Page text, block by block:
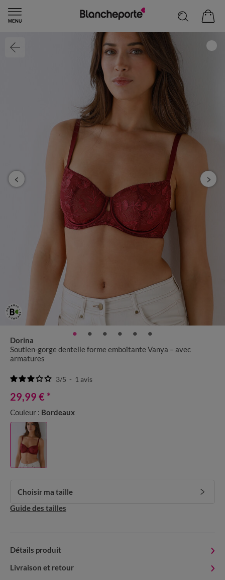
Dorina
Soutien-gorge dentelle forme emboîtante Vanya – avec
armatures
3/5 - 1 avis
29,99 € *
Couleur : Bordeaux
Choisir ma taille
Guide des tailles
Détails produit
Livraison et retour